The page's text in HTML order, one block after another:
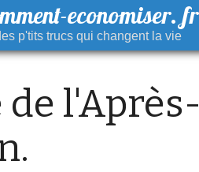
economiser. fr
p'tits trucs qui changent la vie
de l'Après-